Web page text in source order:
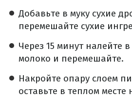
Добавьте в муку сухие
перемешайте сухие
Через 15 минут налейте
молоко и перемешайте.
Накройте опару слоем
оставьте в теплом месте